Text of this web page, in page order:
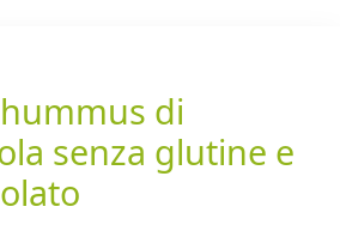
di
senza glutine e